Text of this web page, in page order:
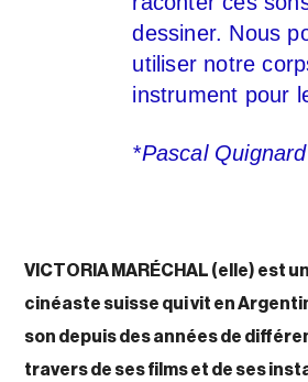
dessiner. Nous
utiliser notre
instrument pour
*Pascal Quignard
VICTORIA MARÉCHAL (elle) est
cinéaste suisse qui vit en
son depuis des années de
travers de ses films et de ses